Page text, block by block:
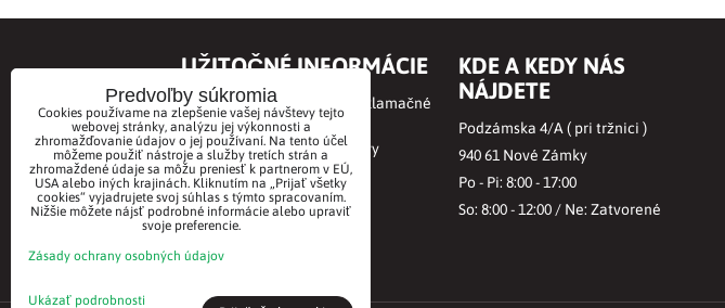
UŽITOČNÉ INFORMÁCIE
Obchodné podmienky a Reklamačné
podmienky
Online odstúpenie od zmluvy
Ochrana osobných údajov
BioVitae príbeh
Kontakt
KDE A KEDY NÁS
NÁJDETE
Podzámska 4/A ( pri tržnici )
940 61 Nové Zámky
Po - Pi: 8:00 - 17:00
So: 8:00 - 12:00 / Ne: Zatvorené
Predvoľby súkromia
Cookies používame na zlepšenie vašej návštevy tejto
webovej stránky, analýzu jej výkonnosti a
zhromažďovanie údajov o jej používaní. Na tento účel
môžeme použiť nástroje a služby tretích strán a
zhromaždené údaje sa môžu preniesť k partnerom v EÚ,
USA alebo iných krajinách. Kliknutím na „Prijať všetky
cookies“ vyjadrujete svoj súhlas s týmto spracovaním.
Nižšie môžete nájsť podrobné informácie alebo upraviť
svoje preferencie.
Zásady ochrany osobných údajov
Ukázať podrobnosti